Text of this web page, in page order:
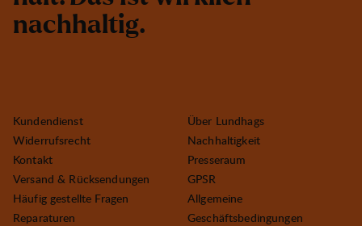
nachhaltig.
Kundendienst
Widerrufsrecht
Kontakt
Versand & Rücksendungen
Häufig gestellte Fragen
Reparaturen
Über Lundhags
Nachhaltigkeit
Presseraum
GPSR
Allgemeine
Geschäftsbedingungen